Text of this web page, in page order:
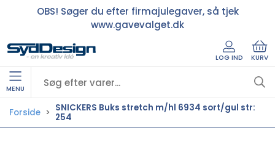
OBS! Søger du efter firmajulegaver, så tjek
www.gavevalget.dk
LOG IND KURV
MENU
Forside
SNICKERS Buks stretch m/hl 6934 sort/gul str:
254